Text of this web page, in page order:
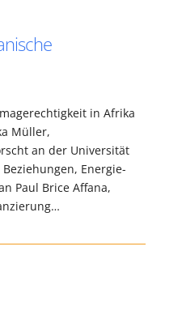
in Afrika
Müller,
an der Universität
Energie-
Paul Brice Affana,